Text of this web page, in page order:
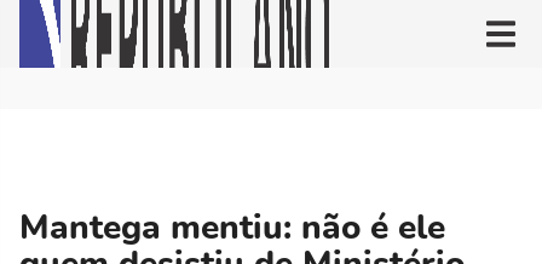
Mantega mentiu: não é ele